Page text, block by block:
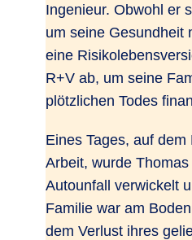
Ingenieur. Obwohl er
um seine Gesundheit
eine
R+V ab, um seine
plötzlichen Todes
Eines Tages, auf
Arbeit, wurde
Autounfall verwickelt
Familie war am
dem Verlust ihres